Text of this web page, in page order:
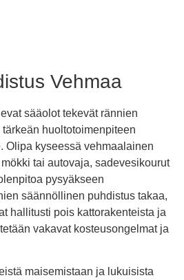
Vehmaa
sääolot tekevät rännien
huoltotoimenpiteen
Olipa kyseessä vehmaalainen
tai autovaja, sadevesikourut
pysyäkseen
säännöllinen puhdistus takaa,
hallitusti pois kattorakenteista ja
vakavat kosteusongelmat ja
maisemistaan ja lukuisista